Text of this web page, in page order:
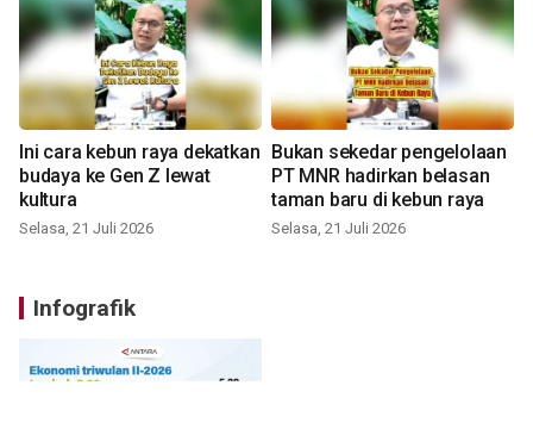
Ini cara kebun raya dekatkan
budaya ke Gen Z lewat
kultura
Selasa, 21 Juli 2026
Bukan sekedar pengelolaan
PT MNR hadirkan belasan
taman baru di kebun raya
Selasa, 21 Juli 2026
Infografik